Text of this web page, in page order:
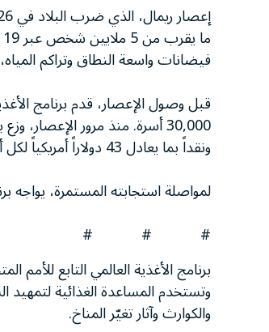
فيضانات واسعة النطاق وتراكم
ونقداً بما يعادل 43 دولاراً أمريكياً لكل أسرة من 45,000 أسرة لتلبية الاحتياجات الأساسية من الغذاء والتغذية.
لمواصلة استجابته المستمرة، يواجه برنامج
# # #
برنامج الأغذية العالمي التابع
وتستخدم المساعدة الغذائية لتمهيد
والكوارث وآثار تغيّر المناخ.